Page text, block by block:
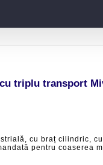
triplu transport
cu braț cilindric,
pentru coaserea